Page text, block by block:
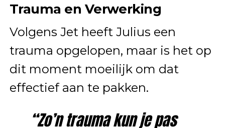
Trauma en Verwerking
Volgens Jet heeft Julius een
trauma opgelopen, maar is het op
dit moment moeilijk om dat
effectief aan te pakken.
“Zo’n trauma kun je pas